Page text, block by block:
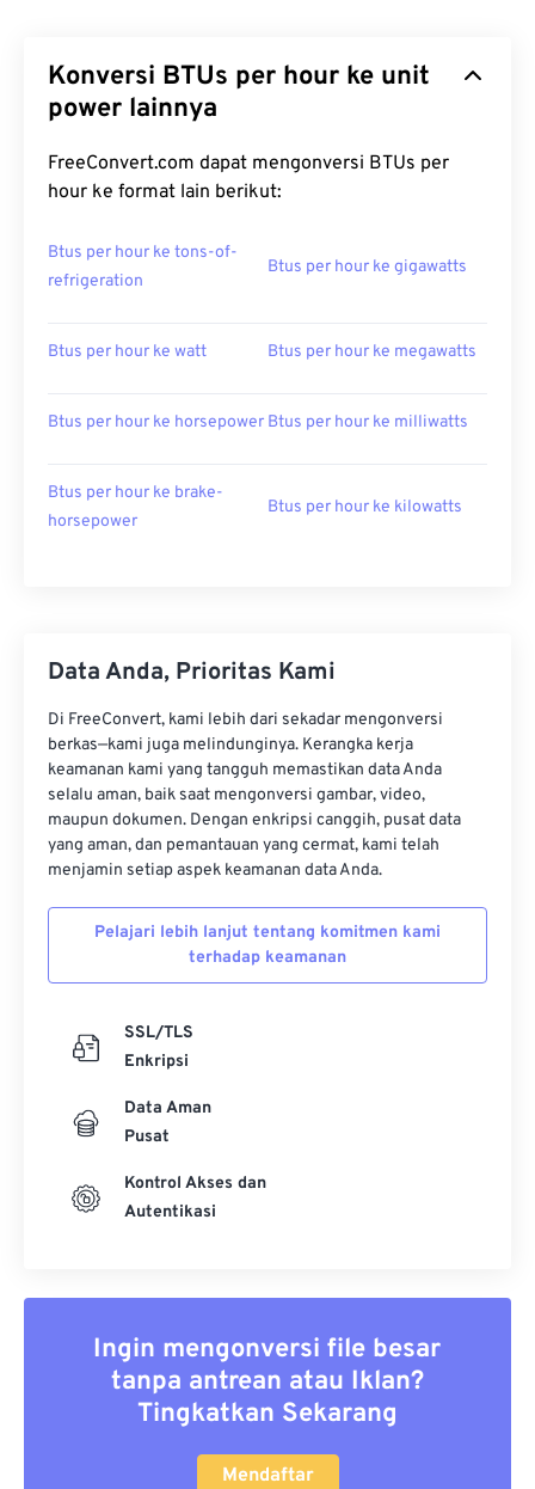
Konversi BTUs per hour ke unit
power lainnya
FreeConvert.com dapat mengonversi BTUs per
hour ke format lain berikut:
Btus per hour ke tons-of-
refrigeration
Btus per hour ke gigawatts
Btus per hour ke watt Btus per hour ke megawatts
Btus per hour ke horsepower Btus per hour ke milliwatts
Btus per hour ke brake-
horsepower
Btus per hour ke kilowatts
Data Anda, Prioritas Kami
Di FreeConvert, kami lebih dari sekadar mengonversi
berkas—kami juga melindunginya. Kerangka kerja
keamanan kami yang tangguh memastikan data Anda
selalu aman, baik saat mengonversi gambar, video,
maupun dokumen. Dengan enkripsi canggih, pusat data
yang aman, dan pemantauan yang cermat, kami telah
menjamin setiap aspek keamanan data Anda.
Pelajari lebih lanjut tentang komitmen kami
terhadap keamanan
SSL/TLS
Enkripsi
Data Aman
Pusat
Kontrol Akses dan
Autentikasi
Ingin mengonversi file besar
tanpa antrean atau Iklan?
Tingkatkan Sekarang
Mendaftar